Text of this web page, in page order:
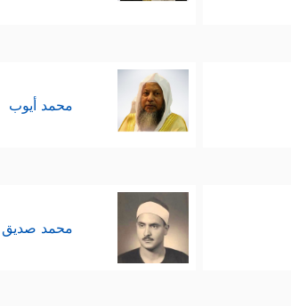
محمد أيوب
محمد صديق